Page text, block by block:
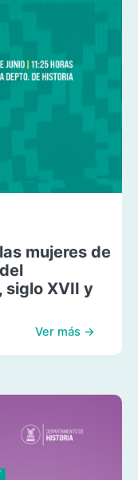
mujeres de
siglo XVII y
Ver más →